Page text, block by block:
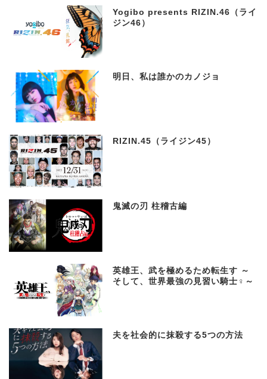
Yogibo presents RIZIN.46（ライ
ジン46）
明日、私は誰かのカノジョ
RIZIN.45（ライジン45）
鬼滅の刃 柱稽古編
英雄王、武を極めるため転生す ～
そして、世界最強の見習い騎士♀～
夫を社会的に抹殺する5つの方法